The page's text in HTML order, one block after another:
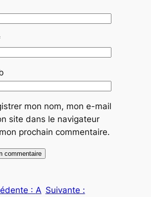
mon nom, mon e-mail
site dans le navigateur
prochain commentaire.
: A Suivante :